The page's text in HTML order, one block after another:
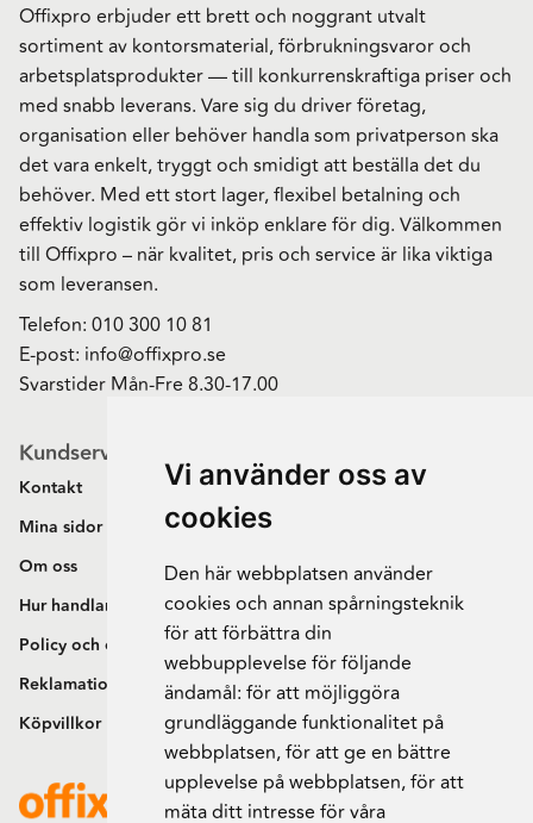
Vi använder oss av
cookies
Den här webbplatsen använder
cookies och annan spårningsteknik
för att förbättra din
webbupplevelse för följande
ändamål: för att möjliggöra
grundläggande funktionalitet på
webbplatsen,för att ge en bättre
upplevelse på webbplatsen,för att
mäta ditt intresse för våra
Offixpro erbjuder ett brett och noggrant utvalt
sortiment av kontorsmaterial, förbrukningsvaror och
arbetsplatsprodukter — till konkurrenskraftiga priser och
med snabb leverans. Vare sig du driver företag,
organisation eller behöver handla som privatperson ska
det vara enkelt, tryggt och smidigt att beställa det du
behöver. Med ett stort lager, flexibel betalning och
effektiv logistik gör vi inköp enklare för dig. Välkommen
till Offixpro – när kvalitet, pris och service är lika viktiga
som leveransen.
Telefon: 010 300 10 81
E-post: info@offixpro.se
Svarstider Mån-Fre 8.30-17.00
Kundservice
Kontakt
Mina sidor
Om oss
Hur handlar jag?
Policy och cookies
Reklamation och retur
Köpvillkor